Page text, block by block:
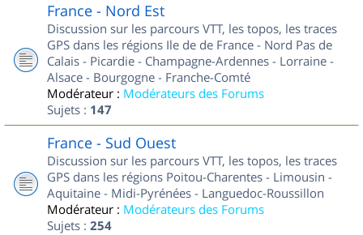
France - Nord Est
Discussion sur les parcours VTT, les topos, les traces
GPS dans les régions Ile de de France - Nord Pas de
Calais - Picardie - Champagne-Ardennes - Lorraine -
Alsace - Bourgogne - Franche-Comté
Modérateur : Modérateurs des Forums
Sujets : 147
France - Sud Ouest
Discussion sur les parcours VTT, les topos, les traces
GPS dans les régions Poitou-Charentes - Limousin -
Aquitaine - Midi-Pyrénées - Languedoc-Roussillon
Modérateur : Modérateurs des Forums
Sujets : 254